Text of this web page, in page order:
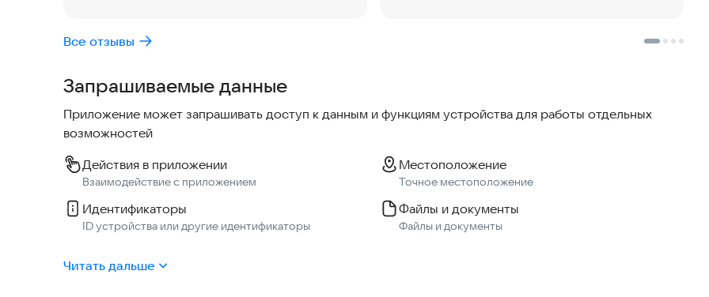
3. Выбирайте машину — и поехали!
Все отзывы
Запрашиваемые данные
Приложение может запрашивать доступ к данным и функциям устройства для работы отдельных
возможностей
Действия в приложении
Взаимодействие с приложением
Местоположение
Точное местоположение
Идентификаторы
ID устройства или другие идентификаторы
Файлы и документы
Файлы и документы
Читать дальше